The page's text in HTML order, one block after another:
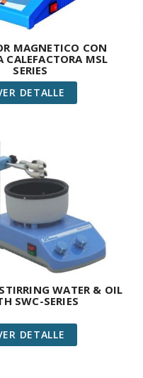
MAGNETICO CON
CALEFACTORA MSL
SERIES
DETALLE
WATER & OIL
SWC-SERIES
DETALLE